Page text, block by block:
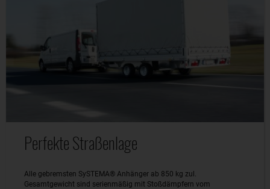
Perfekte Straßenlage
Alle gebremsten SySTEMA® Anhänger ab 850 kg zul.
Gesamtgewicht sind serienmäßig mit Stoßdämpfern vom